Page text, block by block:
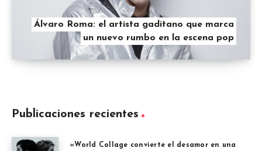
Álvaro Roma: el artista gaditano que marca
un nuevo rumbo en la escena pop
Publicaciones recientes
«World Collage convierte el desamor en una